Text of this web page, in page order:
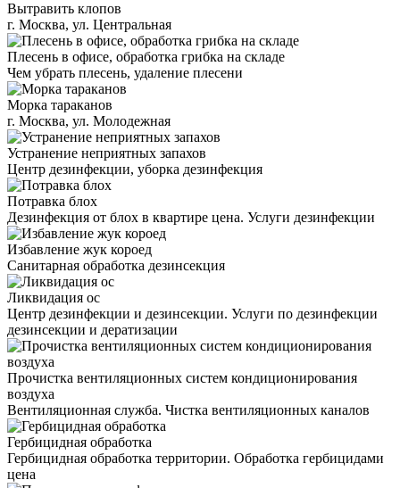
Вытравить клопов
г. Москва, ул. Центральная
Плесень в офисе, обработка грибка на складе
Чем убрать плесень, удаление плесени
Морка тараканов
г. Москва, ул. Молодежная
Устранение неприятных запахов
Центр дезинфекции, уборка дезинфекция
Потравка блох
Дезинфекция от блох в квартире цена. Услуги дезинфекции
Избавление жук короед
Санитарная обработка дезинсекция
Ликвидация ос
Центр дезинфекции и дезинсекции. Услуги по дезинфекции
дезинсекции и дератизации
Прочистка вентиляционных систем кондиционирования
воздуха
Вентиляционная служба. Чистка вентиляционных каналов
Гербицидная обработка
Гербицидная обработка территории. Обработка гербицидами
цена